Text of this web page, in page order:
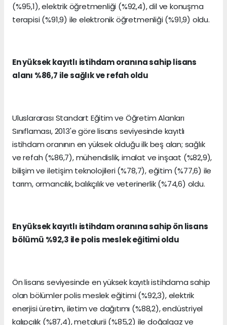
(%95,1), elektrik öğretmenliği (%92,4), dil ve konuşma
terapisi (%91,9) ile elektronik öğretmenliği (%91,9) oldu.
En yüksek kayıtlı istihdam oranına sahip lisans
alanı %86,7 ile sağlık ve refah oldu
Uluslararası Standart Eğitim ve Öğretim Alanları
Sınıflaması, 2013'e göre lisans seviyesinde kayıtlı
istihdam oranının en yüksek olduğu ilk beş alan; sağlık
ve refah (%86,7), mühendislik, imalat ve inşaat (%82,9),
bilişim ve iletişim teknolojileri (%78,7), eğitim (%77,6) ile
tarım, ormancılık, balıkçılık ve veterinerlik (%74,6) oldu.
En yüksek kayıtlı istihdam oranına sahip ön lisans
bölümü %92,3 ile polis meslek eğitimi oldu
Ön lisans seviyesinde en yüksek kayıtlı istihdama sahip
olan bölümler polis meslek eğitimi (%92,3), elektrik
enerjisi üretim, iletim ve dağıtımı (%88,2), endüstriyel
kalıpçılık (%87,4), metalurji (%85,2) ile doğalgaz ve